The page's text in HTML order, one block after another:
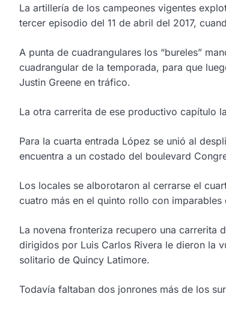
La artillería de los campeones vigentes
tercer episodio del 11 de abril del 2017,
A punta de cuadrangulares los “bureles”
cuadrangular de la temporada, para que
Justin Greene en tráfico.
La otra carrerita de ese productivo capítulo
Para la cuarta entrada López se unió al
encuentra a un costado del boulevard
Los locales se alborotaron al cerrarse el
cuatro más en el quinto rollo con
La novena fronteriza recupero una carrerita
dirigidos por Luis Carlos Rivera le dieron la
solitario de Quincy Latimore.
Todavía faltaban dos jonrones más de los